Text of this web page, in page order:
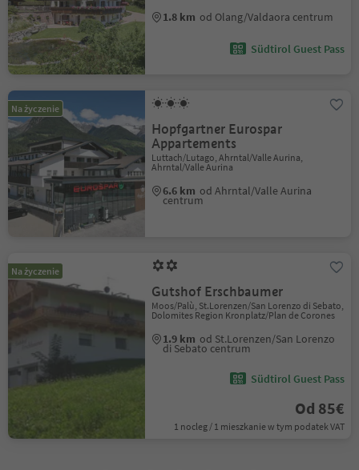
1.8 km od Olang/Valdaora centrum
Südtirol Guest Pass
Na życzenie
Hopfgartner Eurospar
Appartements
Luttach/Lutago, Ahrntal/Valle Aurina,
Ahrntal/Valle Aurina
6.6 km od Ahrntal/Valle Aurina
centrum
Na życzenie
Gutshof Erschbaumer
Moos/Palù, St.Lorenzen/San Lorenzo di Sebato,
Dolomites Region Kronplatz/Plan de Corones
1.9 km od St.Lorenzen/San Lorenzo
di Sebato centrum
Südtirol Guest Pass
Od 85€
1 nocleg / 1 mieszkanie w tym podatek VAT